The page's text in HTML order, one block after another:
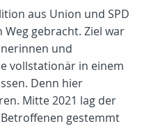
aus Union und SPD
gebracht. Ziel war
und
vollstationär in einem
Denn hier
Mitte 2021 lag der
gestemmt